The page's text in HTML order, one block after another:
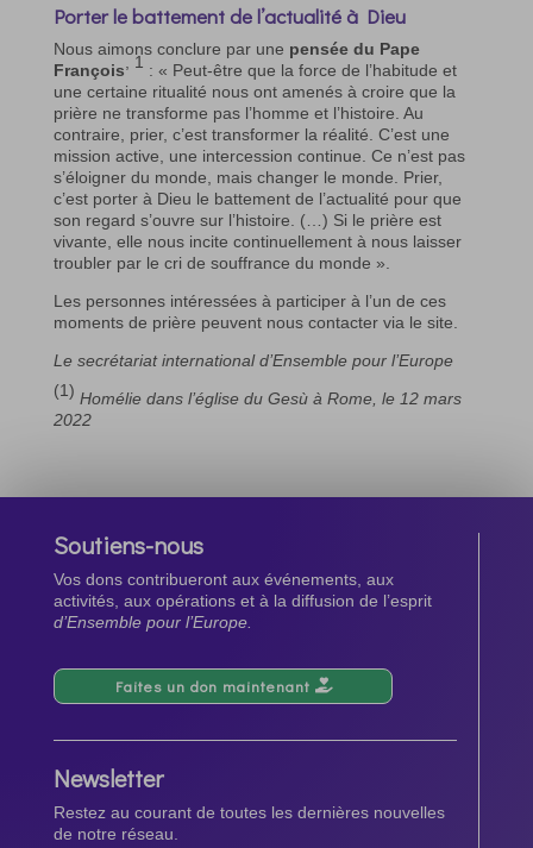
Porter le battement de l’actualité à Dieu
Nous aimons conclure par une pensée du Pape
François , 1 : « Peut-être que la force de l’habitude et
une certaine ritualité nous ont amenés à croire que la
prière ne transforme pas l’homme et l’histoire. Au
contraire, prier, c’est transformer la réalité. C’est une
mission active, une intercession continue. Ce n’est pas
s’éloigner du monde, mais changer le monde. Prier,
c’est porter à Dieu le battement de l’actualité pour que
son regard s’ouvre sur l’histoire. (…) Si le prière est
vivante, elle nous incite continuellement à nous laisser
troubler par le cri de souffrance du monde ».
Les personnes intéressées à participer à l’un de ces
moments de prière peuvent nous contacter via le site.
Le secrétariat international d’Ensemble pour l’Europe
(1) Homélie dans l’église du Gesù à Rome, le 12 mars
2022
Soutiens-nous
Vos dons contribueront aux événements, aux
activités, aux opérations et à la diffusion de l’esprit
d’Ensemble pour l’Europe.
Faites un don maintenant
Newsletter
Restez au courant de toutes les dernières nouvelles
de notre réseau.